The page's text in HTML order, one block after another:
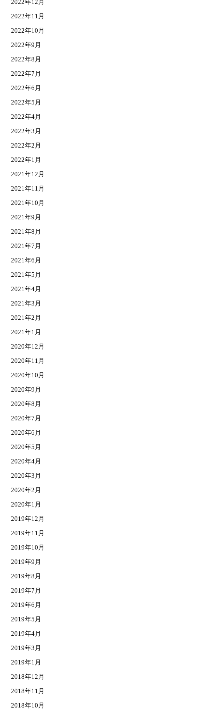
2022年12月
2022年11月
2022年10月
2022年9月
2022年8月
2022年7月
2022年6月
2022年5月
2022年4月
2022年3月
2022年2月
2022年1月
2021年12月
2021年11月
2021年10月
2021年9月
2021年8月
2021年7月
2021年6月
2021年5月
2021年4月
2021年3月
2021年2月
2021年1月
2020年12月
2020年11月
2020年10月
2020年9月
2020年8月
2020年7月
2020年6月
2020年5月
2020年4月
2020年3月
2020年2月
2020年1月
2019年12月
2019年11月
2019年10月
2019年9月
2019年8月
2019年7月
2019年6月
2019年5月
2019年4月
2019年3月
2019年1月
2018年12月
2018年11月
2018年10月